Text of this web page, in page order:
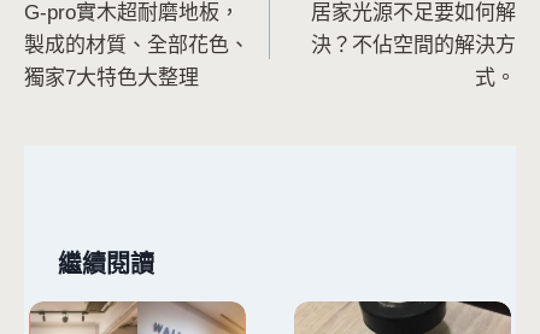
章
導
G-pro實木超耐磨地板，
製成的材質、全部花色、
獨家7大特色大整理
居家光源不足要如何解
決？不佔空間的解決方
式。
繼續閱讀